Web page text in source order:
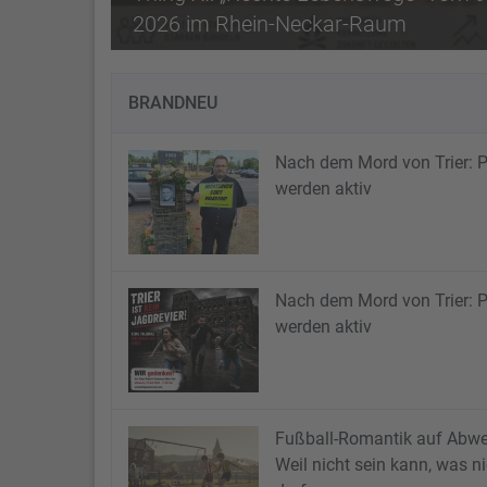
Mitstreiter ist für ihren Mut
Vom 9. bis 11. Oktober
Nach dem Mord von Trier:
BRANDNEU
Nach dem Mord von Trier:
werden aktiv
Nach dem Mord von Trier:
werden aktiv
Fußball-Romantik auf
Weil nicht sein kann, was